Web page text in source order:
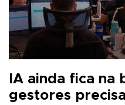
IA ainda fica na
gestores